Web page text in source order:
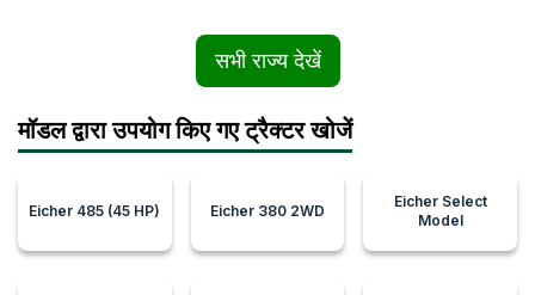
सभी राज्य देखें
मॉडल द्वारा उपयोग किए गए ट्रैक्टर खोजें
Eicher 485 (45 HP) Eicher 380 2WD
Eicher Select
Model